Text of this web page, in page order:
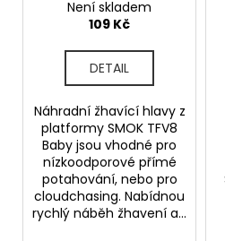
Q2 0,6ohm
Není skladem
109 Kč
DETAIL
Náhradní žhavící hlavy z
platformy SMOK TFV8
Baby jsou vhodné pro
nízkoodporové přímé
potahování, nebo pro
cloudchasing. Nabídnou
rychlý náběh žhavení a...
HLEDAT